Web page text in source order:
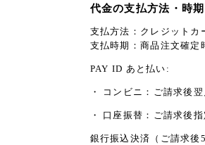
代金の支払方法・時期
支払方法：クレジットカ
支払時期：商品注文確定
PAY ID あと払い:
・ コンビニ：ご請求後
・ 口座振替：ご請求後
銀行振込決済（ご請求後